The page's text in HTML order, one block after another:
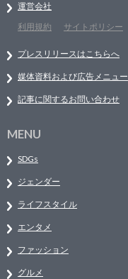
運営会社
利用規約
サイトポリシー
プレスリリースはこちらへ
媒体資料および広告メニュー
記事に関するお問い合わせ
MENU
SDGs
ジェンダー
ライフスタイル
エンタメ
ファッション
グルメ